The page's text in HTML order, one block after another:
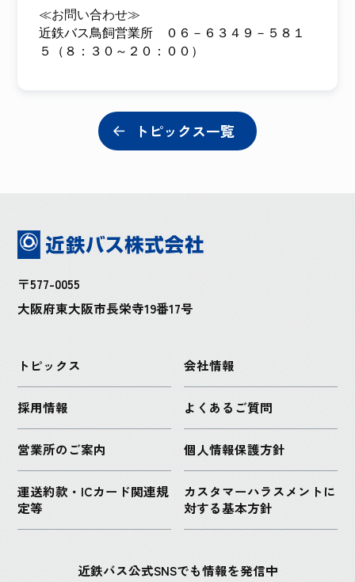
≪お問い合わせ≫
近鉄バス鳥飼営業所 ０６－６３４９－５８１
５（８：３０～２０：００）
トピックス一覧
〒577-0055
大阪府東大阪市長栄寺19番17号
トピックス 会社情報
採用情報 よくあるご質問
営業所のご案内 個人情報保護方針
運送約款・ICカード関連規
定等
カスタマーハラスメントに
対する基本方針
近鉄バス公式SNSでも情報を発信中